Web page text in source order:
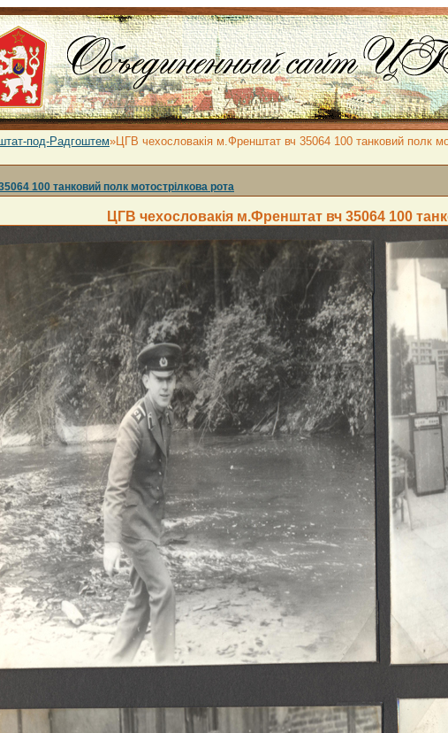
под-Радгоштем»ЦГВ чехословакія м.Френштат вч 35064 100 танковий полк
100 танковий полк мотострілкова рота
ЦГВ чехословакія м.Френштат вч 35064 100